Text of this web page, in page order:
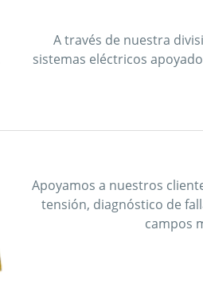
A través de nuestra
sistemas eléctricos
Apoyamos a nuestros
tensión, diagnóstico de
campos